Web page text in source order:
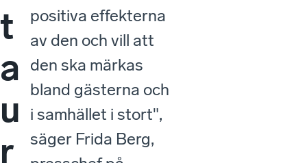
t
a
u
r
positiva effekterna
av den och vill att
den ska märkas
bland gästerna och
i samhället i stort",
säger Frida Berg,